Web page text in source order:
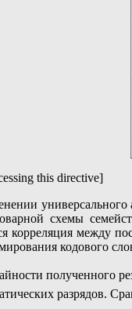
this directive]
универсального
схемы
корреляция между
кодового
полученного
разрядов.